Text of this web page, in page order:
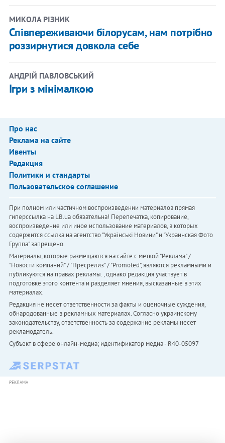
МИКОЛА РІЗНИК
Співпереживаючи білорусам, нам потрібно
роззирнутися довкола себе
АНДРІЙ ПАВЛОВСЬКИЙ
Ігри з мінімалкою
Про нас
Реклама на сайте
Ивенты
Редакция
Политики и стандарты
Пользовательское соглашение
При полном или частичном воспроизведении материалов прямая
гиперссылка на LB.ua обязательна! Перепечатка, копирование,
воспроизведение или иное использование материалов, в которых
содержится ссылка на агентство "Українськi Новини" и "Украинская Фото
Группа" запрещено.
Материалы, которые размещаются на сайте с меткой "Реклама" /
"Новости компаний" / "Пресрелиз" / "Promoted", являются рекламными и
публикуются на правах рекламы. , однако редакция участвует в
подготовке этого контента и разделяет мнения, высказанные в этих
материалах.
Редакция не несет ответственности за факты и оценочные суждения,
обнародованные в рекламных материалах. Согласно украинскому
законодательству, ответственность за содержание рекламы несет
рекламодатель.
Субъект в сфере онлайн-медиа; идентификатор медиа - R40-05097
РЕКЛАМА